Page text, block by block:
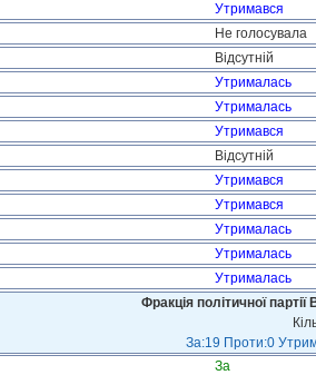
Утримався
Не голосувала
Відсутній
Утрималась
Утрималась
Утримався
Відсутній
Утримався
Утримався
Утрималась
Утрималась
Утрималась
Фракція політичної
За:19 Проти:0
За